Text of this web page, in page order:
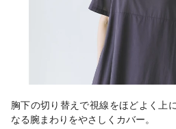
胸下の切り替えで視線をほどよく上
なる腕まわりをやさしくカバー。